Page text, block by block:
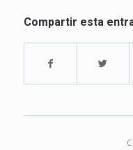
Compartir esta